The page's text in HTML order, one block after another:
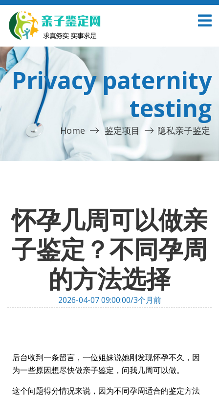
Privacy paternity
testing
Home 鉴定项目 隐私亲子鉴定
怀孕几周可以做亲
子鉴定？不同孕周
的方法选择
2026-04-07 09:00:00/3个月前
后台收到一条留言，一位姐妹说她刚发现怀孕不久，因
为一些原因想尽快做亲子鉴定，问我几周可以做。
这个问题得分情况来说，因为不同孕周适合的鉴定方法